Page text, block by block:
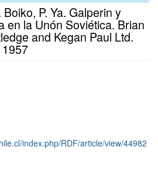
P. Ya. Galperin y
en la Unón Soviética. Brian
and Kegan Paul Ltd.
index.php/RDF/article/view/44982